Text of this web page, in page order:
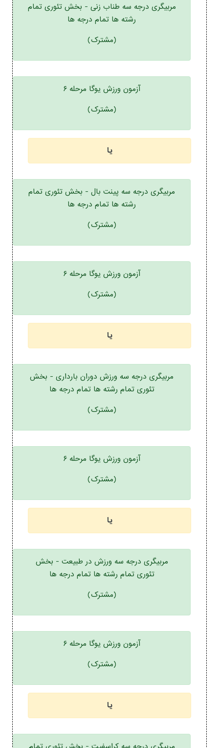
مربیگری درجه سه طناب زنی - بخش تئوری تمام
رشته ها تمام درجه ها
(مشترک)
آزمون ورزش یوگا مرحله ۶
(مشترک)
یا
مربیگری درجه سه پینت بال - بخش تئوری تمام
رشته ها تمام درجه ها
(مشترک)
آزمون ورزش یوگا مرحله ۶
(مشترک)
یا
مربیگری درجه سه ورزش دوران بارداری - بخش
تئوری تمام رشته ها تمام درجه ها
(مشترک)
آزمون ورزش یوگا مرحله ۶
(مشترک)
یا
مربیگری درجه سه ورزش در طبیعت - بخش
تئوری تمام رشته ها تمام درجه ها
(مشترک)
آزمون ورزش یوگا مرحله ۶
(مشترک)
یا